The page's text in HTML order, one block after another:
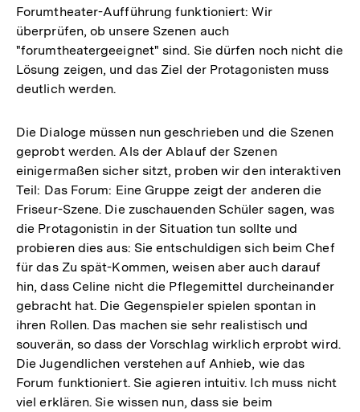
Forumtheater-Aufführung funktioniert: Wir
überprüfen, ob unsere Szenen auch
"forumtheatergeeignet" sind. Sie dürfen noch nicht die
Lösung zeigen, und das Ziel der Protagonisten muss
deutlich werden.
Die Dialoge müssen nun geschrieben und die Szenen
geprobt werden. Als der Ablauf der Szenen
einigermaßen sicher sitzt, proben wir den interaktiven
Teil: Das Forum: Eine Gruppe zeigt der anderen die
Friseur-Szene. Die zuschauenden Schüler sagen, was
die Protagonistin in der Situation tun sollte und
probieren dies aus: Sie entschuldigen sich beim Chef
für das Zu spät-Kommen, weisen aber auch darauf
hin, dass Celine nicht die Pflegemittel durcheinander
gebracht hat. Die Gegenspieler spielen spontan in
ihren Rollen. Das machen sie sehr realistisch und
souverän, so dass der Vorschlag wirklich erprobt wird.
Die Jugendlichen verstehen auf Anhieb, wie das
Forum funktioniert. Sie agieren intuitiv. Ich muss nicht
viel erklären. Sie wissen nun, dass sie beim